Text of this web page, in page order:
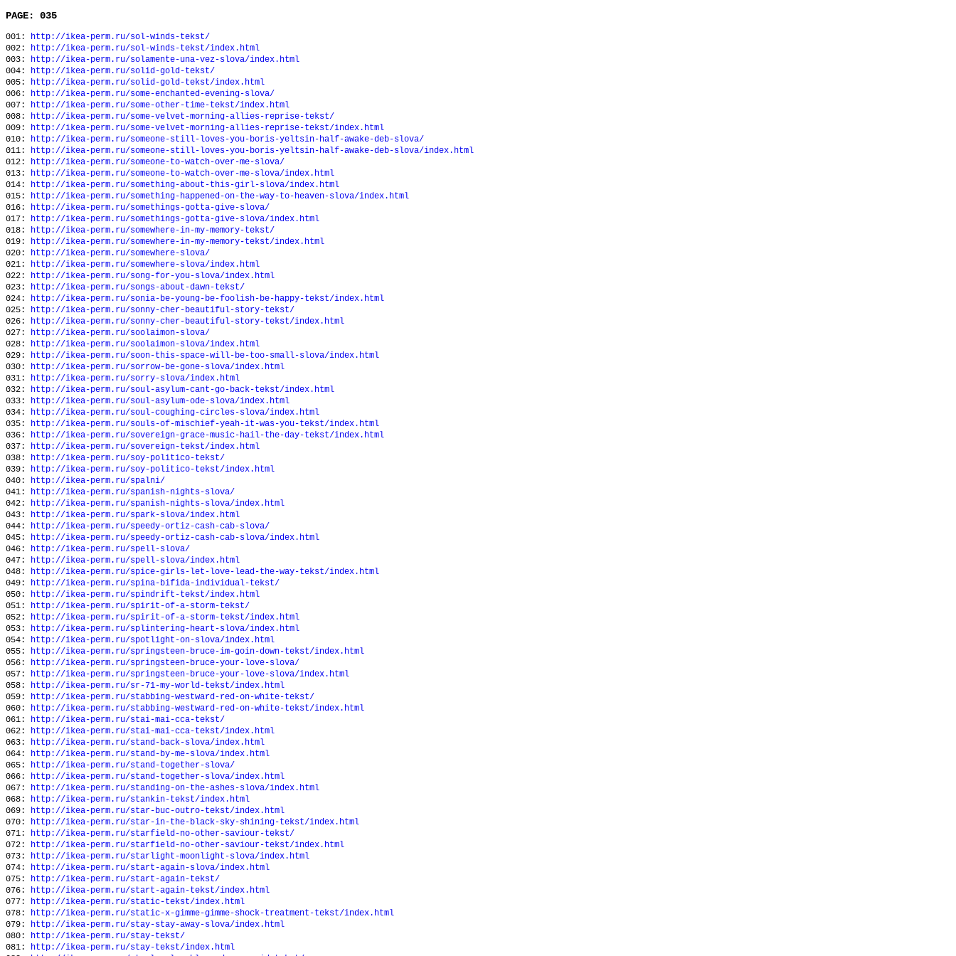
PAGE: 035
001: http://ikea-perm.ru/sol-winds-tekst/
002: http://ikea-perm.ru/sol-winds-tekst/index.html
003: http://ikea-perm.ru/solamente-una-vez-slova/index.html
004: http://ikea-perm.ru/solid-gold-tekst/
005: http://ikea-perm.ru/solid-gold-tekst/index.html
006: http://ikea-perm.ru/some-enchanted-evening-slova/
007: http://ikea-perm.ru/some-other-time-tekst/index.html
008: http://ikea-perm.ru/some-velvet-morning-allies-reprise-tekst/
009: http://ikea-perm.ru/some-velvet-morning-allies-reprise-tekst/index.html
010: http://ikea-perm.ru/someone-still-loves-you-boris-yeltsin-half-awake-deb-slova/
011: http://ikea-perm.ru/someone-still-loves-you-boris-yeltsin-half-awake-deb-slova/index.html
012: http://ikea-perm.ru/someone-to-watch-over-me-slova/
013: http://ikea-perm.ru/someone-to-watch-over-me-slova/index.html
014: http://ikea-perm.ru/something-about-this-girl-slova/index.html
015: http://ikea-perm.ru/something-happened-on-the-way-to-heaven-slova/index.html
016: http://ikea-perm.ru/somethings-gotta-give-slova/
017: http://ikea-perm.ru/somethings-gotta-give-slova/index.html
018: http://ikea-perm.ru/somewhere-in-my-memory-tekst/
019: http://ikea-perm.ru/somewhere-in-my-memory-tekst/index.html
020: http://ikea-perm.ru/somewhere-slova/
021: http://ikea-perm.ru/somewhere-slova/index.html
022: http://ikea-perm.ru/song-for-you-slova/index.html
023: http://ikea-perm.ru/songs-about-dawn-tekst/
024: http://ikea-perm.ru/sonia-be-young-be-foolish-be-happy-tekst/index.html
025: http://ikea-perm.ru/sonny-cher-beautiful-story-tekst/
026: http://ikea-perm.ru/sonny-cher-beautiful-story-tekst/index.html
027: http://ikea-perm.ru/soolaimon-slova/
028: http://ikea-perm.ru/soolaimon-slova/index.html
029: http://ikea-perm.ru/soon-this-space-will-be-too-small-slova/index.html
030: http://ikea-perm.ru/sorrow-be-gone-slova/index.html
031: http://ikea-perm.ru/sorry-slova/index.html
032: http://ikea-perm.ru/soul-asylum-cant-go-back-tekst/index.html
033: http://ikea-perm.ru/soul-asylum-ode-slova/index.html
034: http://ikea-perm.ru/soul-coughing-circles-slova/index.html
035: http://ikea-perm.ru/souls-of-mischief-yeah-it-was-you-tekst/index.html
036: http://ikea-perm.ru/sovereign-grace-music-hail-the-day-tekst/index.html
037: http://ikea-perm.ru/sovereign-tekst/index.html
038: http://ikea-perm.ru/soy-politico-tekst/
039: http://ikea-perm.ru/soy-politico-tekst/index.html
040: http://ikea-perm.ru/spalni/
041: http://ikea-perm.ru/spanish-nights-slova/
042: http://ikea-perm.ru/spanish-nights-slova/index.html
043: http://ikea-perm.ru/spark-slova/index.html
044: http://ikea-perm.ru/speedy-ortiz-cash-cab-slova/
045: http://ikea-perm.ru/speedy-ortiz-cash-cab-slova/index.html
046: http://ikea-perm.ru/spell-slova/
047: http://ikea-perm.ru/spell-slova/index.html
048: http://ikea-perm.ru/spice-girls-let-love-lead-the-way-tekst/index.html
049: http://ikea-perm.ru/spina-bifida-individual-tekst/
050: http://ikea-perm.ru/spindrift-tekst/index.html
051: http://ikea-perm.ru/spirit-of-a-storm-tekst/
052: http://ikea-perm.ru/spirit-of-a-storm-tekst/index.html
053: http://ikea-perm.ru/splintering-heart-slova/index.html
054: http://ikea-perm.ru/spotlight-on-slova/index.html
055: http://ikea-perm.ru/springsteen-bruce-im-goin-down-tekst/index.html
056: http://ikea-perm.ru/springsteen-bruce-your-love-slova/
057: http://ikea-perm.ru/springsteen-bruce-your-love-slova/index.html
058: http://ikea-perm.ru/sr-71-my-world-tekst/index.html
059: http://ikea-perm.ru/stabbing-westward-red-on-white-tekst/
060: http://ikea-perm.ru/stabbing-westward-red-on-white-tekst/index.html
061: http://ikea-perm.ru/stai-mai-cca-tekst/
062: http://ikea-perm.ru/stai-mai-cca-tekst/index.html
063: http://ikea-perm.ru/stand-back-slova/index.html
064: http://ikea-perm.ru/stand-by-me-slova/index.html
065: http://ikea-perm.ru/stand-together-slova/
066: http://ikea-perm.ru/stand-together-slova/index.html
067: http://ikea-perm.ru/standing-on-the-ashes-slova/index.html
068: http://ikea-perm.ru/stankin-tekst/index.html
069: http://ikea-perm.ru/star-buc-outro-tekst/index.html
070: http://ikea-perm.ru/star-in-the-black-sky-shining-tekst/index.html
071: http://ikea-perm.ru/starfield-no-other-saviour-tekst/
072: http://ikea-perm.ru/starfield-no-other-saviour-tekst/index.html
073: http://ikea-perm.ru/starlight-moonlight-slova/index.html
074: http://ikea-perm.ru/start-again-slova/index.html
075: http://ikea-perm.ru/start-again-tekst/
076: http://ikea-perm.ru/start-again-tekst/index.html
077: http://ikea-perm.ru/static-tekst/index.html
078: http://ikea-perm.ru/static-x-gimme-gimme-shock-treatment-tekst/index.html
079: http://ikea-perm.ru/stay-stay-away-slova/index.html
080: http://ikea-perm.ru/stay-tekst/
081: http://ikea-perm.ru/stay-tekst/index.html